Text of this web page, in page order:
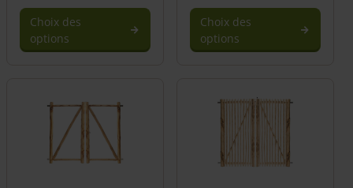
Choix des
options
Choix des
options